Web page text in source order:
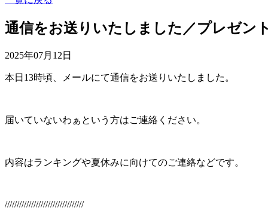
通信をお送りいたしました／プレゼン
2025年07月12日
本日13時頃、メールにて通信をお送りいたしました。
届いていないわぁという方はご連絡ください。
内容はランキングや夏休みに向けてのご連絡などです。
/////////////////////////////////